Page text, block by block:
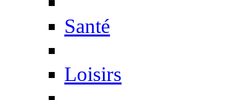
Santé
Loisirs